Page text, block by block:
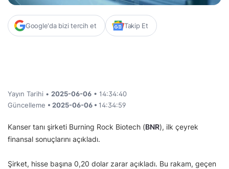
Google'da bizi tercih et Takip Et
Yayın Tarihi • 2025-06-06 • 14:34:40
Güncelleme • 2025-06-06 • 14:34:59
Kanser tanı şirketi Burning Rock Biotech (BNR), ilk çeyrek
finansal sonuçlarını açıkladı.
Şirket, hisse başına 0,20 dolar zarar açıkladı. Bu rakam, geçen